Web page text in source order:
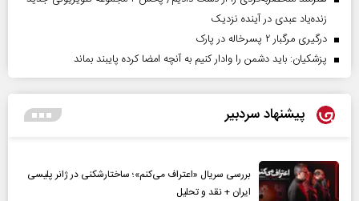
زنده‌یاد عبدی در آینده نزدیک
درگیری مرگبار ۲ پسرخاله در پارک
پزشکیان: باید دشمن را وادار کنیم به آنچه امضا کرده پایبند بماند
پیشنهاد سردبیر
بررسی سریال «اعتراف می‌کنم»؛ ساختارشکنی در ژانر پلیسی
ایران + نقد و تحلیل